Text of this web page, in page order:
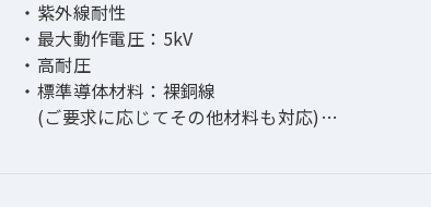
【めっき】
・すずめっき　 ・銀めっき　 ・ニッケルめっき
・金めっき　・白金めっき　・すずめっき線
・紫外線耐性
・最大動作電圧：5kV
・高耐圧
・標準導体材料：裸銅線
(ご要求に応じてその他材料も対応)
(ご要求に応じてその他サイズも対応)